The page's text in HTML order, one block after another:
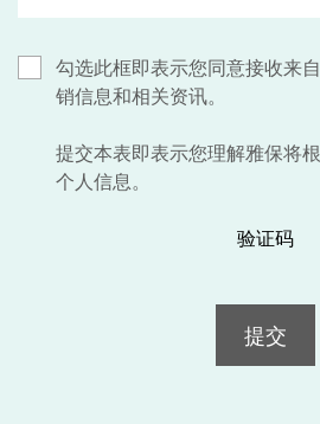
勾选此框即表示您同意接收来
销信息和相关资讯。
提交本表即表示您理解雅保将
个人信息。
验证码
提交